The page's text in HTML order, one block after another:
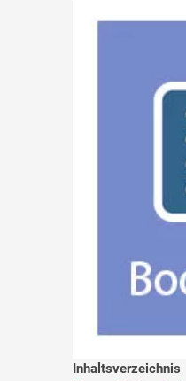
Inhaltsverzeichnis